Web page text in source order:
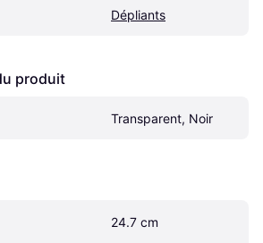
Dépliants
produit
Transparent, Noir
24.7 cm